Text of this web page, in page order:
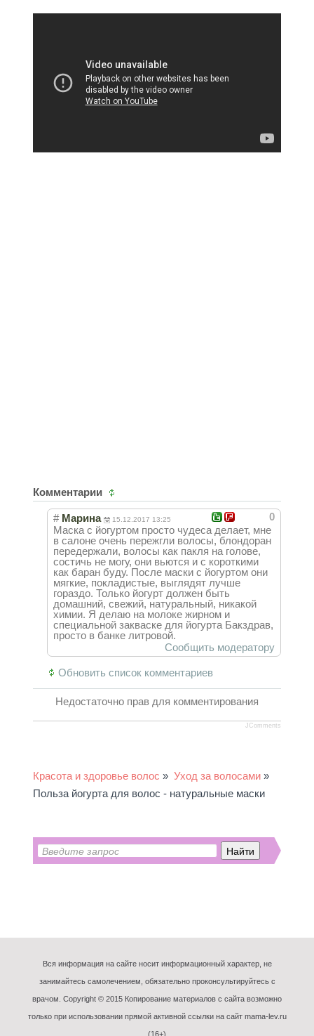
Комментарии
0
# Марина 15.12.2017 13:25
Маска с йогуртом просто чудеса делает, мне
в салоне очень пережгли волосы, блондоран
передержали, волосы как пакля на голове,
состичь не могу, они вьются и с короткими
как баран буду. После маски с йогуртом они
мягкие, покладистые, выглядят лучше
гораздо. Только йогурт должен быть
домашний, свежий, натуральный, никакой
химии. Я делаю на молоке жирном и
специальной закваске для йогурта Бакздрав,
просто в банке литровой.
Сообщить модератору
Обновить список комментариев
Недостаточно прав для комментирования
JComments
Красота и здоровье волос » Уход за волосами »
Польза йогурта для волос - натуральные маски
Вся информация на сайте носит информационный характер, не
занимайтесь самолечением, обязательно проконсультируйтесь с
врачом. Copyright © 2015 Копирование материалов с сайта возможно
только при использовании прямой активной ссылки на сайт mama-lev.ru
(16+)